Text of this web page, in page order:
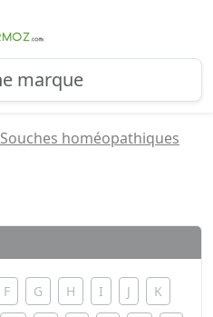
Souches homéopathiques
F G H I J K